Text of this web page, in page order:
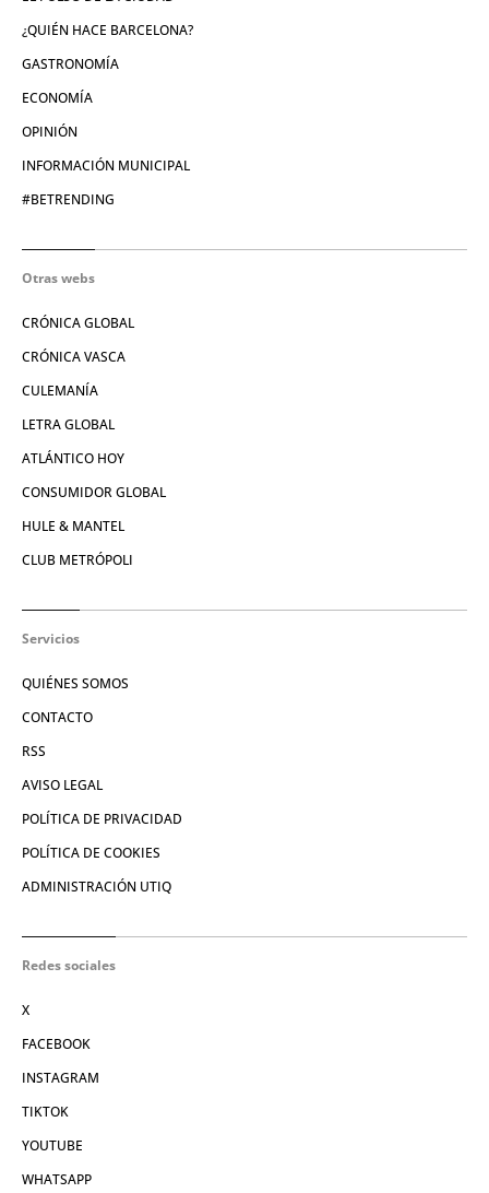
¿QUIÉN HACE BARCELONA?
GASTRONOMÍA
ECONOMÍA
OPINIÓN
INFORMACIÓN MUNICIPAL
#BETRENDING
Otras webs
CRÓNICA GLOBAL
CRÓNICA VASCA
CULEMANÍA
LETRA GLOBAL
ATLÁNTICO HOY
CONSUMIDOR GLOBAL
HULE & MANTEL
CLUB METRÓPOLI
Servicios
QUIÉNES SOMOS
CONTACTO
RSS
AVISO LEGAL
POLÍTICA DE PRIVACIDAD
POLÍTICA DE COOKIES
ADMINISTRACIÓN UTIQ
Redes sociales
X
FACEBOOK
INSTAGRAM
TIKTOK
YOUTUBE
WHATSAPP